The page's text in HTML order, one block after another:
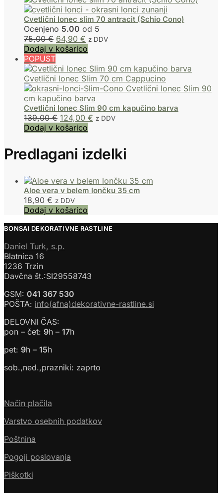
Cvetlični lonec slim 70 antracit (Schio Cono)
Ocenjeno 5.00 od 5
75,00€ 64,90 € z DDV
Dodaj v košarico
POPUST
Cvetlični lonec Slim 90 cm kapučino barva
139,00€ 124,00 € z DDV
Dodaj v košarico
Predlagani izdelki
Aloe vera v belem lončku 35 cm
18,90 € z DDV
Dodaj v košarico
BONSAI DEKORATIVNE RASTLINE
Daniel Turk, s.p.
Blatnica 16
1236 Trzin
Davčna št.:SI29558743
GSM: 041 367 530
POŠTA: info(afna)dekorativne-rastline.si
DELOVNI ČAS:
pon – čet: 9h – 17h
pet: 9h – 15h
sob.,ned.,prazniki: zaprto
Način plačila
Varstvo osebnih podatkov
Poštnina
Pogoji poslovanja
Piškotki